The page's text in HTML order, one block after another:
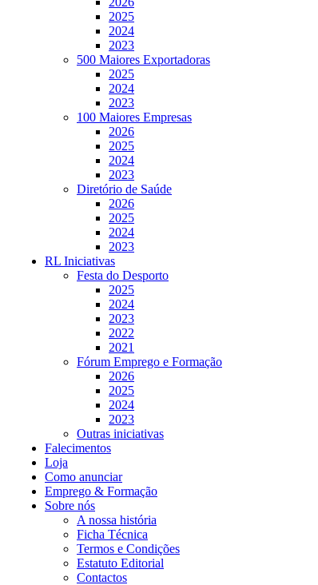
2025
2024
2023
500 Maiores Exportadoras
2025
2024
2023
100 Maiores Empresas
2026
2025
2024
2023
Diretório de Saúde
2026
2025
2024
2023
RL Iniciativas
Festa do Desporto
2025
2024
2023
2022
2021
Fórum Emprego e Formação
2026
2025
2024
2023
Outras iniciativas
Falecimentos
Loja
Como anunciar
Emprego & Formação
Sobre nós
A nossa história
Ficha Técnica
Termos e Condições
Estatuto Editorial
Contactos